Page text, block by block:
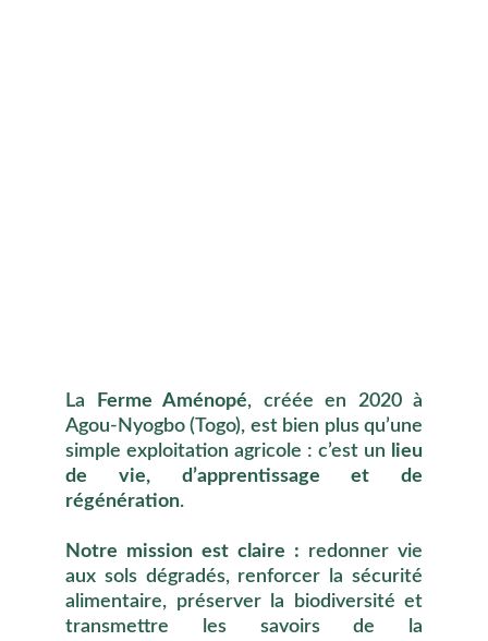
La Ferme Aménopé, créée en 2020 à
Agou-Nyogbo (Togo), est bien plus qu’une
simple exploitation agricole : c’est un
lieu
de vie, d’apprentissage et de
régénération.
Notre mission est claire : redonner vie
aux sols dégradés, renforcer la sécurité
alimentaire, préserver la biodiversité et
transmettre les savoirs de la